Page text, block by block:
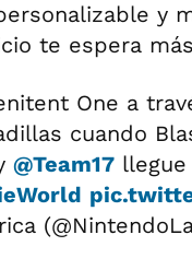
y
te espera
One a
cuando
@Team17